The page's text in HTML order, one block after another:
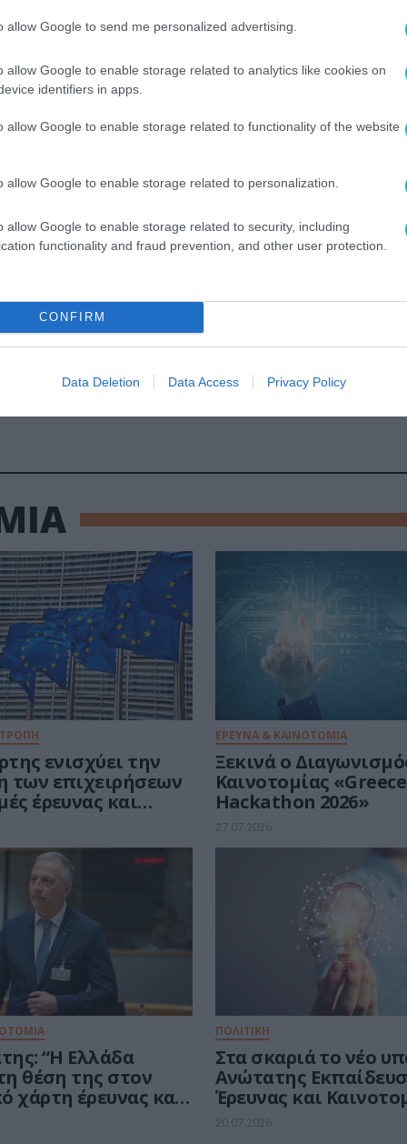
allow Google to send me personalized advertising.
allow Google to enable storage related to analytics like cookies on
identifiers in apps.
allow Google to enable storage related to functionality of the website
allow Google to enable storage related to personalization.
allow Google to enable storage related to security, including
functionality and fraud prevention, and other user protection.
CONFIRM
Data Deletion Data Access Privacy Policy
δράσεων σε ό,τι αφορά στο κλίμα και
μετασχηματισμό και την κλιματική αλλαγή,
της κλιματικής αλλαγής στους αστικούς
και της εξέλιξης της
δεδομένων, θα ακολουθήσει η
την καταγραφή και της υποκειμενικής
την ανθεκτικότητα των πόλεων
τον Τομέα Πολιτικής Προστασίας και να
σχεδιασμό προσαρμοσμένο στις νέες
τόπο:https://urbisphere.eu
ενισχύει την
των επιχειρήσεων
έρευνας και
αιχμής στην
ΕΡΕΥΝΑ & ΚΑΙΝΟΤΟΜΙΑ
Ξεκινά ο
Καινοτομίας
Hackathon 2026»
27.07.2026
“Η Ελλάδα
θέση της στον
χάρτη έρευνας και
ΠΟΛΙΤΙΚΗ
Στα σκαριά το νέο
Ανώτατης
Έρευνας και
20.07.2026